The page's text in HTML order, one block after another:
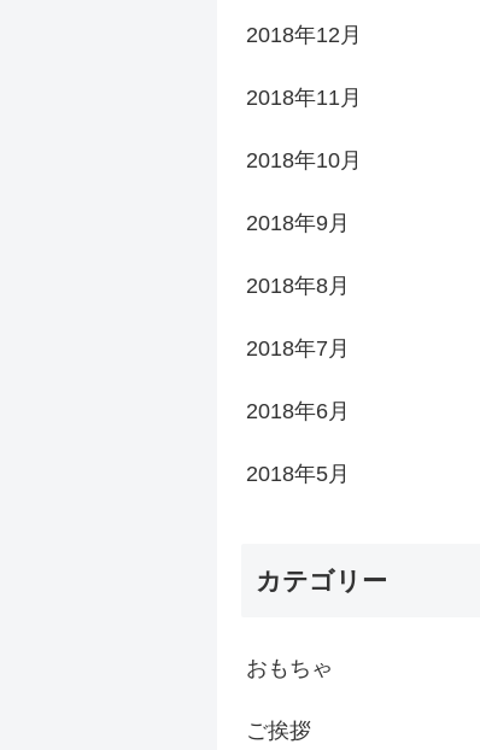
2018年12月
2018年11月
2018年10月
2018年9月
2018年8月
2018年7月
2018年6月
2018年5月
カテゴリー
おもちゃ
ご挨拶